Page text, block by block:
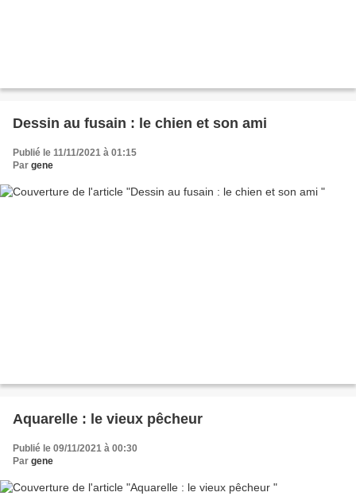
Dessin au fusain : le chien et son ami
Publié le 11/11/2021 à 01:15
Par gene
Aquarelle : le vieux pêcheur
Publié le 09/11/2021 à 00:30
Par gene